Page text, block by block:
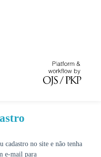
cadastro no site e não tenha
e-mail para